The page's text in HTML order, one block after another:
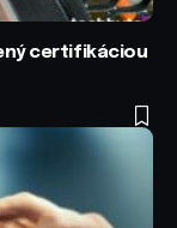
certifikáciou